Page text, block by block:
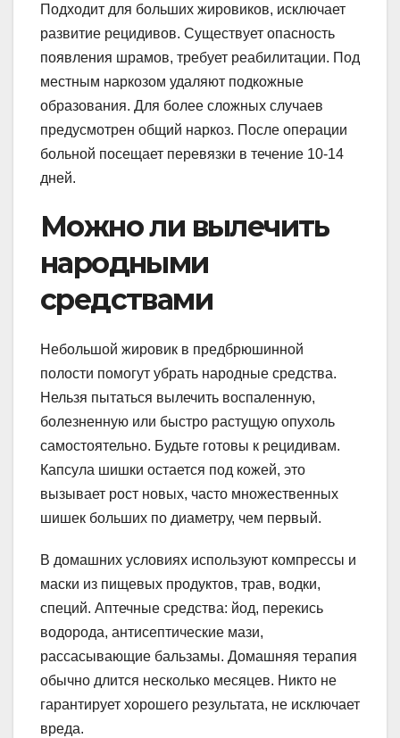
Подходит для больших жировиков, исключает
развитие рецидивов. Существует опасность
появления шрамов, требует реабилитации. Под
местным наркозом удаляют подкожные
образования. Для более сложных случаев
предусмотрен общий наркоз. После операции
больной посещает перевязки в течение 10-14
дней.
Можно ли вылечить
народными
средствами
Небольшой жировик в предбрюшинной
полости помогут убрать народные средства.
Нельзя пытаться вылечить воспаленную,
болезненную или быстро растущую опухоль
самостоятельно. Будьте готовы к рецидивам.
Капсула шишки остается под кожей, это
вызывает рост новых, часто множественных
шишек больших по диаметру, чем первый.
В домашних условиях используют компрессы и
маски из пищевых продуктов, трав, водки,
специй. Аптечные средства: йод, перекись
водорода, антисептические мази,
рассасывающие бальзамы. Домашняя терапия
обычно длится несколько месяцев. Никто не
гарантирует хорошего результата, не исключает
вреда.